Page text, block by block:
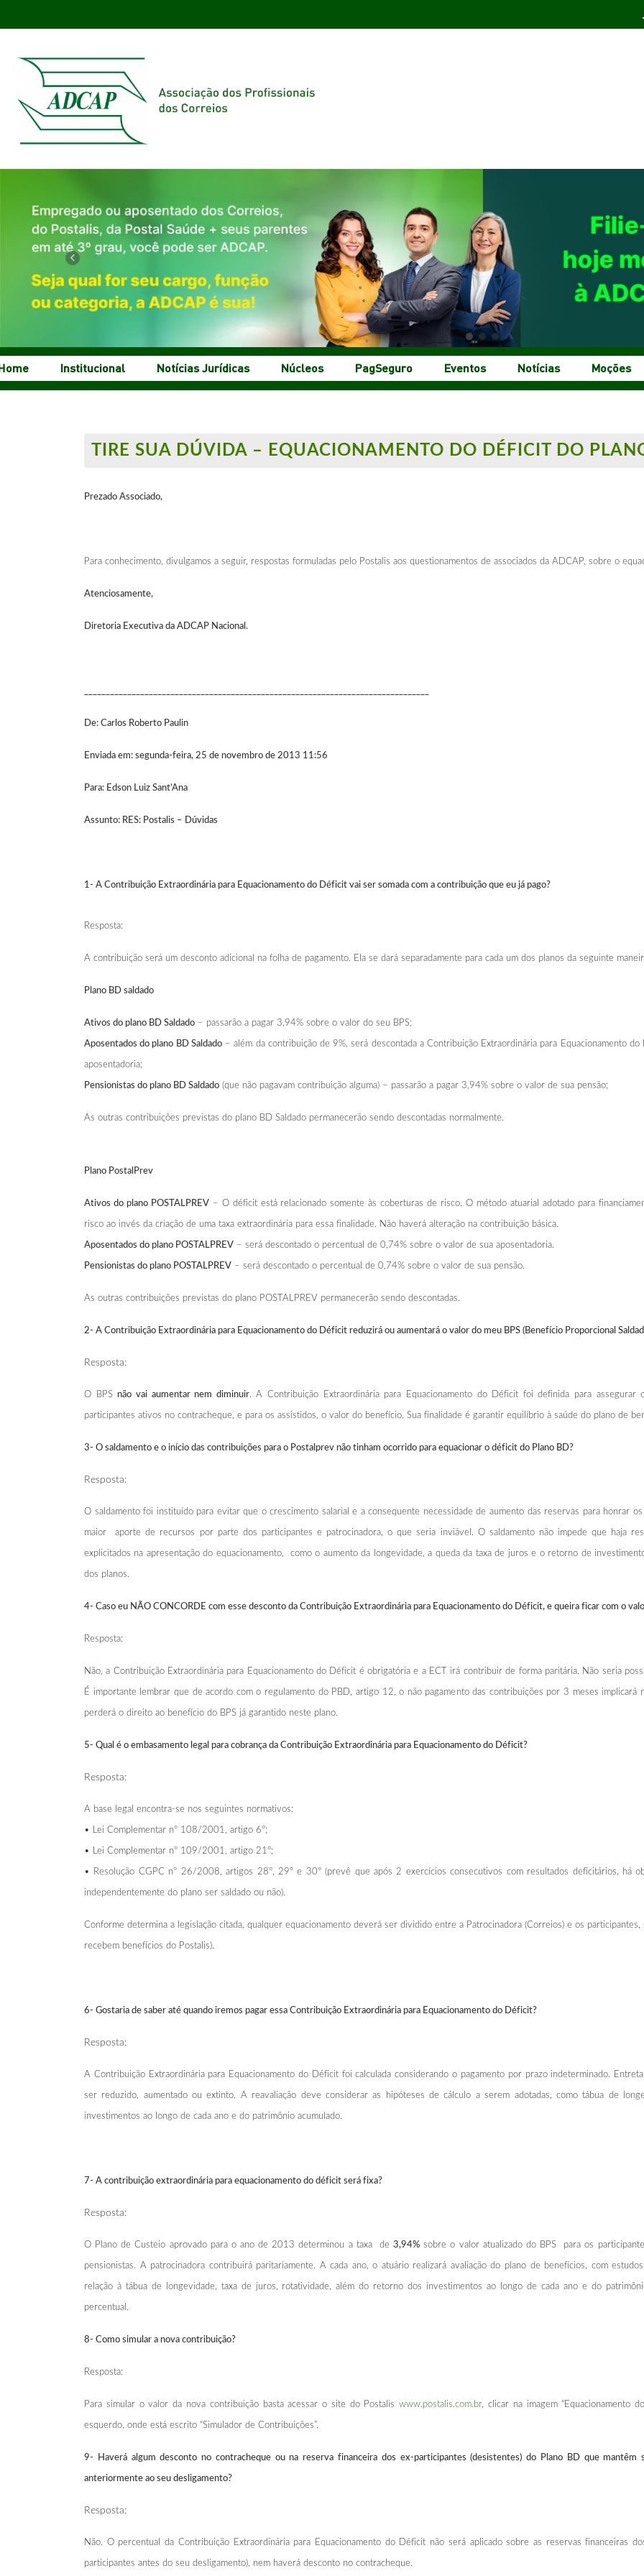
Previous
Institucional Notícias Jurídicas Núcleos PagSeguro Eventos Notícias Moções
TIRE SUA DÚVIDA – EQUACIONAMENTO DO DÉFICIT DO
Prezado Associado,
Para conhecimento, divulgamos a seguir, respostas formuladas pelo Postalis aos questionamentos de associados da ADCAP, sobre o
Atenciosamente,
Diretoria Executiva da ADCAP Nacional.
De: Carlos Roberto Paulin
Enviada em: segunda-feira, 25 de novembro de 2013 11:56
Para: Edson Luiz Sant’Ana
Assunto: RES: Postalis – Dúvidas
1- A Contribuição Extraordinária para Equacionamento do Déficit vai ser somada com a contribuição que eu já pago?
Resposta:
A contribuição será um desconto adicional na folha de pagamento. Ela se dará separadamente para cada um dos planos da seguinte
Plano BD saldado
Ativos do plano BD Saldado – passarão a pagar 3,94% sobre o valor do seu BPS;
Aposentados do plano BD Saldado– além da contribuição de 9%, será descontada a Contribuição Extraordinária para Equacionamento
aposentadoria;
Pensionistas do plano BD Saldado (que não pagavam contribuição alguma) – passarão a pagar 3,94% sobre o valor de sua pensão;
As outras contribuições previstas do plano BD Saldado permanecerão sendo descontadas normalmente.
Plano PostalPrev
Ativos do plano POSTALPREV– O déficit está relacionado somente às coberturas de risco. O método atuarial adotado para
risco ao invés da criação de uma taxa extraordinária para essa finalidade. Não haverá alteração na contribuição básica.
Aposentados do plano POSTALPREV – será descontado o percentual de 0,74% sobre o valor de sua aposentadoria.
Pensionistas do plano POSTALPREV – será descontado o percentual de 0,74% sobre o valor de sua pensão.
As outras contribuições previstas do plano POSTALPREV permanecerão sendo descontadas.
2- A Contribuição Extraordinária para Equacionamento do Déficit reduzirá ou aumentará o valor do meu BPS (Benefício Proporcional
Resposta:
O BPS não vai aumentar nem diminuir. A Contribuição Extraordinária para Equacionamento do Déficit foi definida para
participantes ativos no contracheque, e para os assistidos, o valor do benefício. Sua finalidade é garantir equilíbrio à saúde do plano de
3- O saldamento e o início das contribuições para o Postalprev não tinham ocorrido para equacionar o déficit do Plano BD?
Resposta:
O saldamento foi instituído para evitar que o crescimento salarial e a consequente necessidade de aumento das reservas para honrar
maior aporte de recursos por parte dos participantes e patrocinadora, o que seria inviável. O saldamento não impede que haja
explicitados na apresentação do equacionamento, como o aumento da longevidade, a queda da taxa de juros e o retorno de
dos planos.
4- Caso eu NÃO CONCORDE com esse desconto da Contribuição Extraordinária para Equacionamento do Déficit, e queira ficar com o
Resposta:
Não, a Contribuição Extraordinária para Equacionamento do Déficit é obrigatória e a ECT irá contribuir de forma paritária. Não seria
É importante lembrar que de acordo com o regulamento do PBD, artigo 12, o não pagamento das contribuições por 3 meses implicará
perderá o direito ao benefício do BPS já garantido neste plano.
5- Qual é o embasamento legal para cobrança da Contribuição Extraordinária para Equacionamento do Déficit?
Resposta:
A base legal encontra-se nos seguintes normativos:
• Lei Complementar nº 108/2001, artigo 6°;
• Lei Complementar nº 109/2001, artigo 21°;
• Resolução CGPC nº 26/2008, artigos 28°, 29° e 30º (prevê que após 2 exercícios consecutivos com resultados deficitários, há
independentemente do plano ser saldado ou não).
Conforme determina a legislação citada, qualquer equacionamento deverá ser dividido entre a Patrocinadora (Correios) e os
recebem benefícios do Postalis).
6- Gostaria de saber até quando iremos pagar essa Contribuição Extraordinária para Equacionamento do Déficit?
Resposta:
A Contribuição Extraordinária para Equacionamento do Déficit foi calculada considerando o pagamento por prazo indeterminado.
ser reduzido, aumentado ou extinto. A reavaliação deve considerar as hipóteses de cálculo a serem adotadas, como tábua de
investimentos ao longo de cada ano e do patrimônio acumulado.
7- A contribuição extraordinária para equacionamento do déficit será fixa?
Resposta:
O Plano de Custeio aprovado para o ano de 2013 determinou a taxa de3,94% sobre o valor atualizado do BPS para os
pensionistas. A patrocinadora contribuirá paritariamente. A cada ano, o atuário realizará avaliação do plano de benefícios, com
relação à tábua de longevidade, taxa de juros, rotatividade, além do retorno dos investimentos ao longo de cada ano e do
percentual.
8- Como simular a nova contribuição?
Resposta:
Para simular o valor da nova contribuição basta acessar o site do Postaliswww.postalis.com.br, clicar na imagem “Equacionamento
esquerdo, onde está escrito “Simulador de Contribuições”.
9- Haverá algum desconto no contracheque ou na reserva financeira dos ex-participantes (desistentes) do Plano BD que mantêm
anteriormente ao seu desligamento?
Resposta:
Não. O percentual da Contribuição Extraordinária para Equacionamento do Déficit não será aplicado sobre as reservas financeiras
participantes antes do seu desligamento), nem haverá desconto no contracheque.